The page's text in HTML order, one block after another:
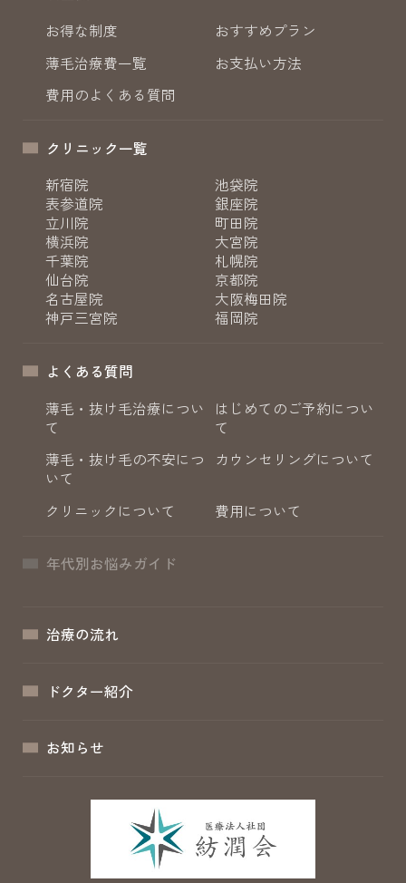
お得な制度
おすすめプラン
薄毛治療費一覧
お支払い方法
費用のよくある質問
クリニック一覧
新宿院
池袋院
表参道院
銀座院
立川院
町田院
横浜院
大宮院
千葉院
札幌院
仙台院
京都院
名古屋院
大阪梅田院
神戸三宮院
福岡院
よくある質問
薄毛・抜け毛治療につい
て
はじめてのご予約につい
て
薄毛・抜け毛の不安につ
いて
カウンセリングについて
クリニックについて 費用について
年代別お悩みガイド
治療の流れ
ドクター紹介
お知らせ